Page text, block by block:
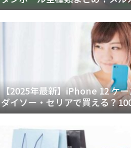
便・ゆうパック対応サイズと価
徹底解説
【2025年最新】iPhone 12 ケ
ダイソー・セリアで買える？
在庫状況と失敗しない選び方を
解説！